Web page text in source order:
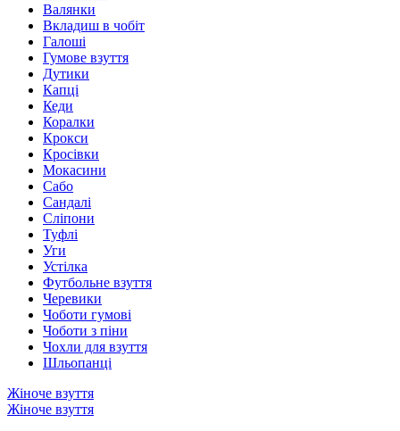
Валянки
Вкладиш в чобіт
Галоші
Гумове взуття
Дутики
Капці
Кеди
Коралки
Крокси
Кросівки
Мокасини
Сабо
Сандалі
Сліпони
Туфлі
Уги
Устілка
Футбольне взуття
Черевики
Чоботи гумові
Чоботи з піни
Чохли для взуття
Шльопанці
Жіноче взуття
Жіноче взуття